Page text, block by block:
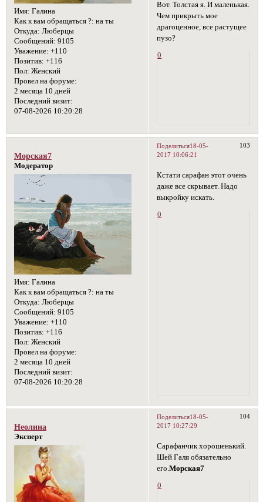
Имя: Галина
Как к вам обращаться ?: на ты
Откуда: Люберцы
Сообщений: 9105
Уважение: +110
Позитив: +116
Пол: Женский
Провел на форуме:
2 месяца 10 дней
Последний визит:
07-08-2026 10:20:28
Вот. Толстая я. И маленькая.
Чем прикрыть мое
драгоценное, все растущее
пузо?
0
Поделиться 103
18-05-
2017 10:06:21
Морская7
Модератор
Имя: Галина
Как к вам обращаться ?: на ты
Откуда: Люберцы
Сообщений: 9105
Уважение: +110
Позитив: +116
Пол: Женский
Провел на форуме:
2 месяца 10 дней
Последний визит:
07-08-2026 10:20:28
Кстати сарафан этот очень
даже все скрывает. Надо
выкройку искать.
0
Поделиться 104
18-05-
2017 10:27:29
Неолина
Эксперт
Сарафанчик хорошенький.
Шей Галя обязательно
его.Морская7
0